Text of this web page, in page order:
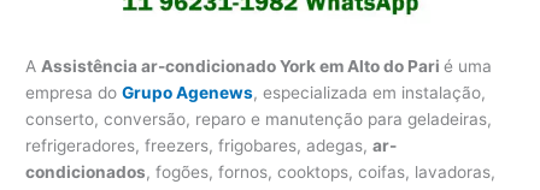
A Assistência ar-condicionado York em Alto do Parié uma
empresa doGrupo Agenews, especializada em instalação,
conserto, conversão, reparo e manutenção para geladeiras,
refrigeradores, freezers, frigobares, adegas,ar-
condicionados, fogões, fornos, cooktops, coifas, lavadoras,